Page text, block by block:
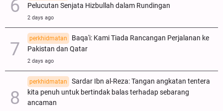
Pelucutan Senjata Hizbullah dalam Rundingan
2 days ago
perkhidmatan
Baqa'i: Kami Tiada Rancangan Perjalanan ke
Pakistan dan Qatar
2 days ago
perkhidmatan
Sardar Ibn al-Reza: Tangan angkatan tentera
kita penuh untuk bertindak balas terhadap sebarang
ancaman